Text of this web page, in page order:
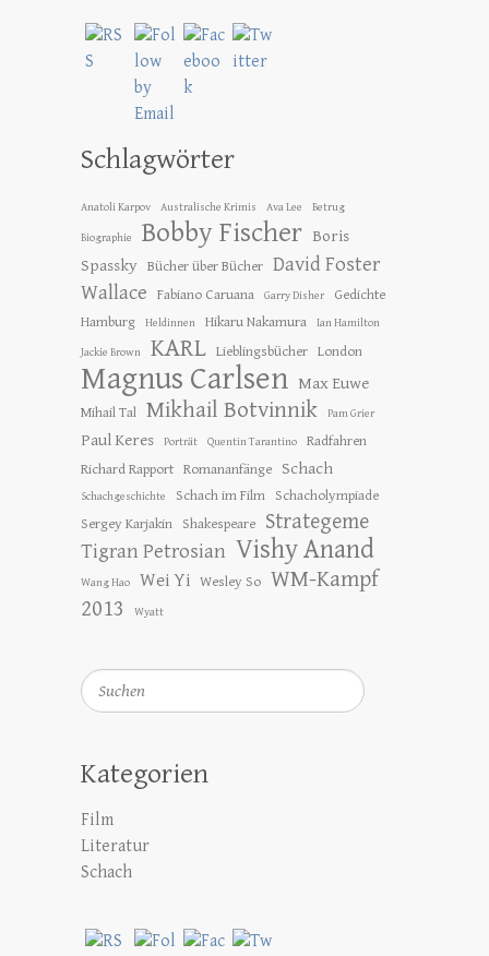
Schlagwörter
Anatoli Karpov Australische Krimis Ava Lee Betrug
Biographie Bobby Fischer Boris
Spassky Bücher über Bücher David Foster
Wallace
Fabiano Caruana Garry Disher
Gedichte
Hamburg
Heldinnen Hikaru Nakamura Ian Hamilton
Jackie Brown KARL Lieblingsbücher London
Magnus Carlsen Max Euwe
Mihail Tal Mikhail Botvinnik Pam Grier
Paul Keres Porträt Quentin Tarantino
Radfahren
Richard Rapport Romananfänge Schach
Schachgeschichte Schach im Film
Schacholympiade
Sergey Karjakin
Shakespeare Strategeme
Tigran Petrosian Vishy Anand
Wang Hao Wei Yi Wesley So WM-Kampf
2013
Wyatt
Suchen
Kategorien
Film
Literatur
Schach